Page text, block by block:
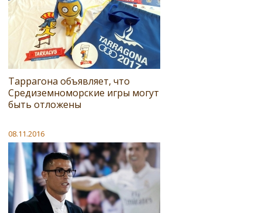
Таррагона объявляет, что
Средиземноморские игры могут
быть отложены
08.11.2016